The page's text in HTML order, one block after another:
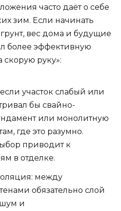
часто даёт о себе
зим. Если начинать
вес дома и будущие
более эффективную
скорую руку»:
если участок слабый или
бы свайно-
или монолитную
где это разумно.
приводит к
в отделке.
между
обязательно слой
и